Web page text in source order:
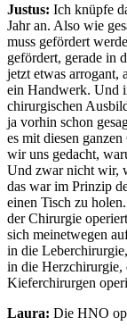
Justus: Ich knüpfe
Jahr an. Also wie
muss gefördert
gefördert, gerade in
jetzt etwas arrogant,
ein Handwerk. Und
chirurgischen
ja vorhin schon
es mit diesen
wir uns gedacht,
Und zwar nicht wir,
das war im Prinzip
einen Tisch zu
der Chirurgie
sich meinetwegen
in die
in die Herzchirurgie,
Kieferchirurgen
Laura: Die HNO